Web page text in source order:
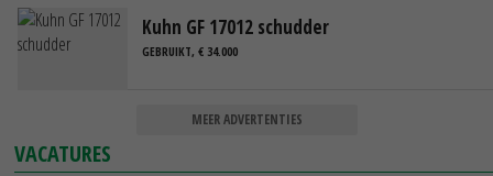
Kuhn GF 17012 schudder
GEBRUIKT, € 34.000
MEER ADVERTENTIES
VACATURES